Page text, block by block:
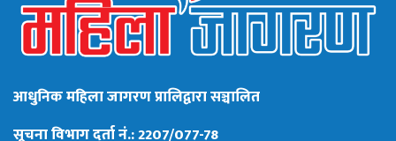
आधुनिक महिला जागरण प्रालिद्वारा सञ्चालित
सूचना विभाग दर्ता नं.: 2207/077-78